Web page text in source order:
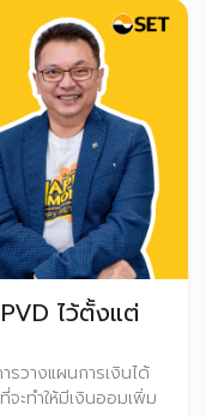
ไว้ตั้งแต่
รวางแผนการเงินได้
ะทำให้มีเงินออมเพิ่ม